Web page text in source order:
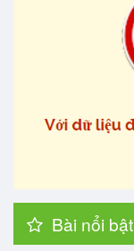
Bài nổi bật